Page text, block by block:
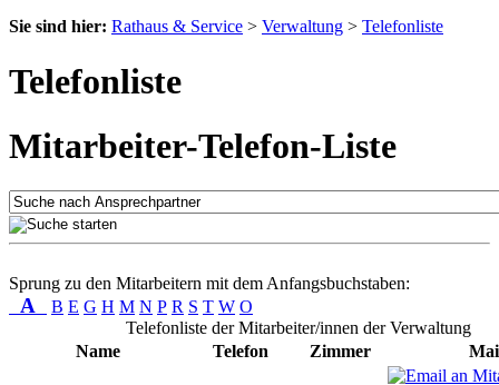
Sie sind hier: Rathaus & Service > Verwaltung > Telefonliste
Telefonliste
Mitarbeiter-Telefon-Liste
Sprung zu den Mitarbeitern mit dem Anfangsbuchstaben:
A B E G H M N P R S T W O
Telefonliste der Mitarbeiter/innen der Verwaltung
Name
Telefon Zimmer